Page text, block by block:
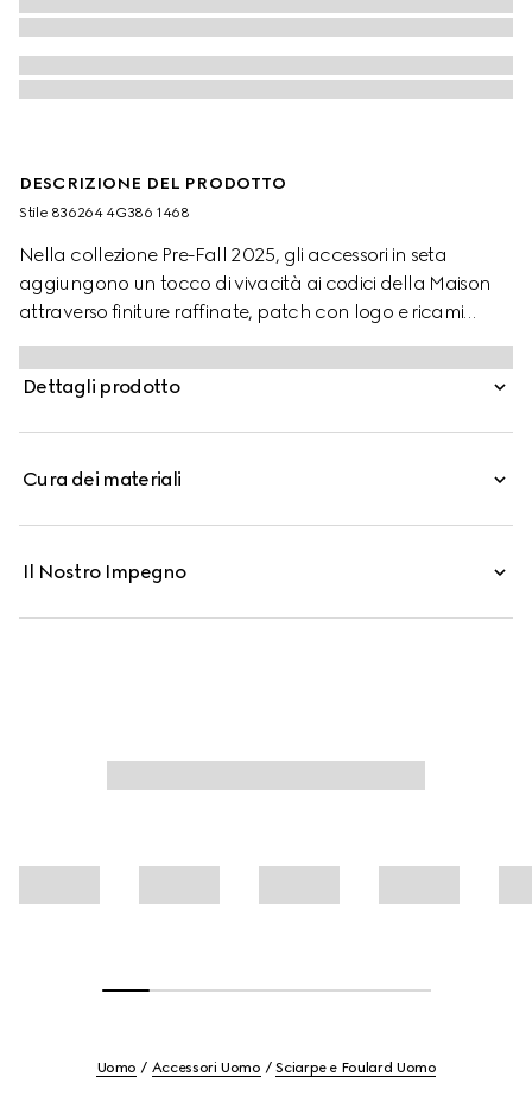
DESCRIZIONE DEL PRODOTTO
Stile ‎836264 4G386 1468
Nella collezione Pre-Fall 2025, gli accessori in seta
aggiungono un tocco di vivacità ai codici della Maison
attraverso finiture raffinate, patch con logo e ricami
delicati. Questa sciarpa, in lana GG jacquard, rende
omaggio all'inconfondibile motivo con monogramma
della Maison.
Dettagli prodotto
Cura dei materiali
Il Nostro Impegno
Uomo Accessori Uomo Sciarpe e Foulard Uomo